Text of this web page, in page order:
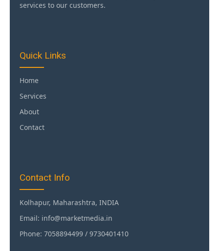
services to our customers.
Quick Links
Home
Services
About
Contact
Contact Info
Kolhapur, Maharashtra, INDIA
Email: info@marketmedia.in
Phone: 7058894499 / 9730401410